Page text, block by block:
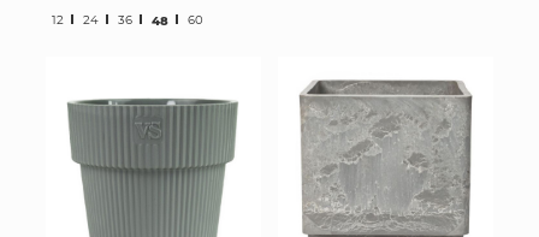
СУНДУКИ
ИСКУССТВЕННЫЕ ЦВЕТЫ
ПАКЕТЫ И СУМКИ
12 24 36 48 60